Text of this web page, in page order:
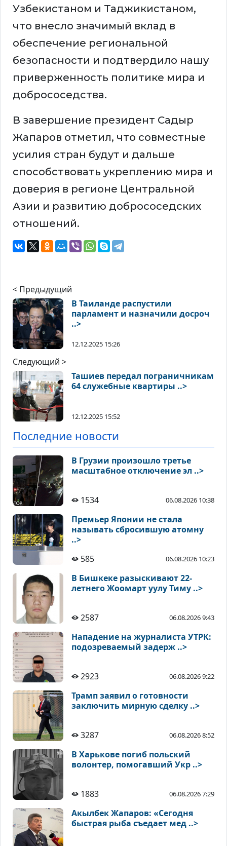
Узбекистаном и Таджикистаном,
что внесло значимый вклад в
обеспечение региональной
безопасности и подтвердило нашу
приверженность политике мира и
добрососедства.
В завершение президент Садыр
Жапаров отметил, что совместные
усилия стран будут и дальше
способствовать укреплению мира и
доверия в регионе Центральной
Азии и развитию добрососедских
отношений.
< Предыдущий
В Таиланде распустили
парламент и назначили досроч
..>
12.12.2025 15:26
Следующий >
Ташиев передал пограничникам
64 служебные квартиры ..>
12.12.2025 15:52
Последние новости
В Грузии произошло третье
масштабное отключение эл ..>
1534 06.08.2026 10:38
Премьер Японии не стала
называть сбросившую атомну
..>
585
06.08.2026 10:23
В Бишкеке разыскивают 22-
летнего Жоомарт уулу Тиму ..>
2587 06.08.2026 9:43
Нападение на журналиста УТРК:
подозреваемый задерж ..>
2923 06.08.2026 9:22
Трамп заявил о готовности
заключить мирную сделку ..>
3287 06.08.2026 8:52
В Харькове погиб польский
волонтер, помогавший Укр ..>
1883 06.08.2026 7:29
Акылбек Жапаров: «Сегодня
быстрая рыба съедает мед ..>